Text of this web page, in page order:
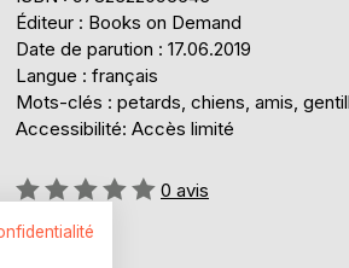
Éditeur : Books on Demand
Date de parution : 17.06.2019
Langue : français
Mots-clés : petards, chiens, amis,
Accessibilité: Accès limité
Évaluation:
0 avis